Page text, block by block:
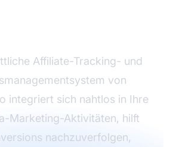
Affiliate-Tracking- und
von
integriert sich nahtlos in Ihre
Marketing-Aktivitäten, hilft
nachzuverfolgen,